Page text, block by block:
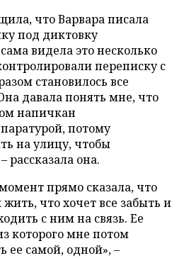
что Варвара писала
под диктовку
видела это несколько
переписку с
становилось все
давала понять мне, что
напичкан
потому
на улицу, чтобы
рассказала она.
прямо сказала, что
что хочет все забыть и
с ним на связь. Ее
которого мне потом
ее самой, одной», –